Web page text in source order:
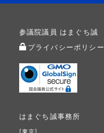
参議院議員 はまぐち誠
プライバシーポリシー
はまぐち誠事務所
[東京]